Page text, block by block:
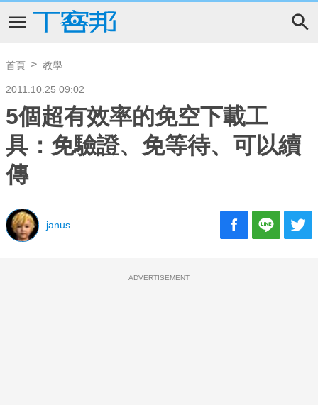
首頁 教學
2011.10.25 09:02
5個超有效率的免空下載工
具：免驗證、免等待、可以續
傳
janus
ADVERTISEMENT